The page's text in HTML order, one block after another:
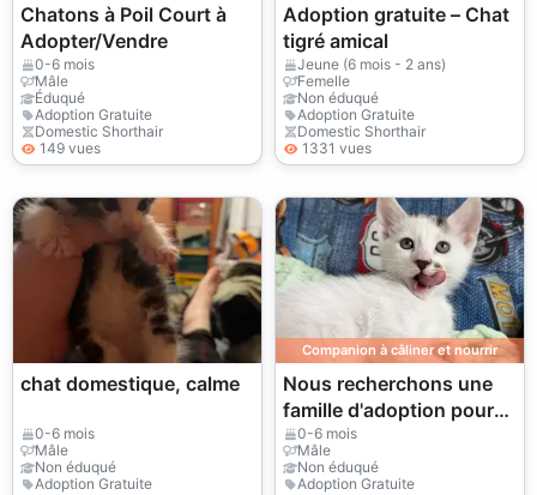
Chatons à Poil Court à
Adopter/Vendre
0-6 mois
Mâle
Éduqué
Adoption Gratuite
Domestic Shorthair
149 vues
Adoption gratuite – Chat
tigré amical
Jeune (6 mois - 2 ans)
Femelle
Non éduqué
Adoption Gratuite
Domestic Shorthair
1331 vues
chat domestique, calme
0-6 mois
Mâle
Non éduqué
Adoption Gratuite
Companion à câliner et nourrir
Nous recherchons une
famille d'adoption pour
notre adorable chiot !
0-6 mois
Mâle
Non éduqué
Adoption Gratuite